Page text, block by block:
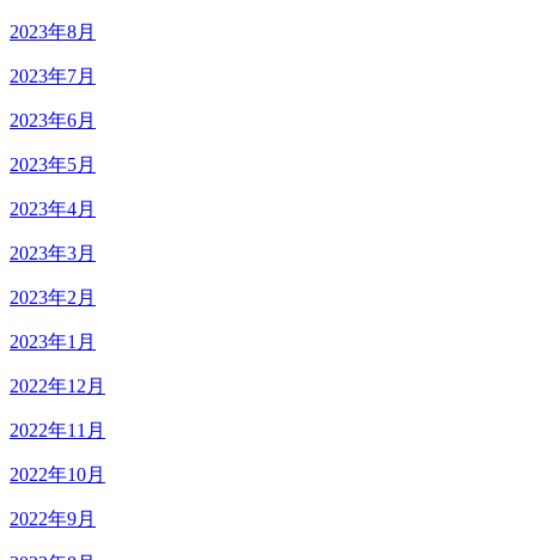
2023年8月
2023年7月
2023年6月
2023年5月
2023年4月
2023年3月
2023年2月
2023年1月
2022年12月
2022年11月
2022年10月
2022年9月